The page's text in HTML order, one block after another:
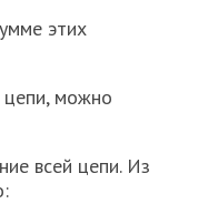
этих
можно
всей цепи. Из